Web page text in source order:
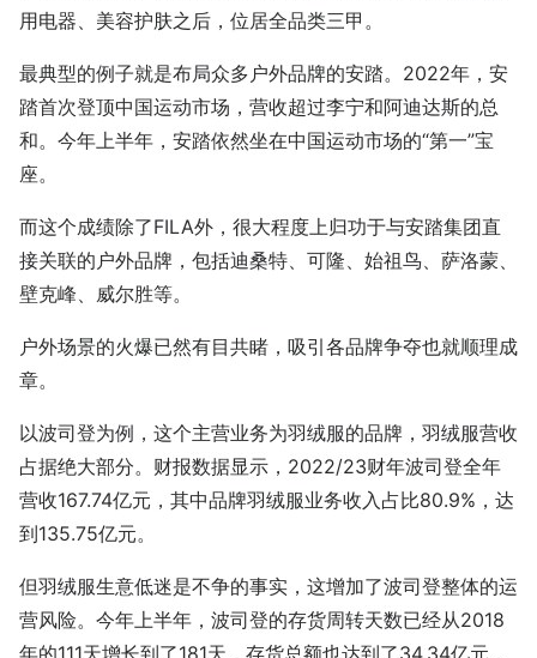
用电器、美容护肤之后，位居全品类三甲。
最典型的例子就是布局众多户外品牌的安踏。2022年，安
踏首次登顶中国运动市场，营收超过李宁和阿迪达斯的总
和。今年上半年，安踏依然坐在中国运动市场的“第一”宝
座。
而这个成绩除了FILA外，很大程度上归功于与安踏集团直
接关联的户外品牌，包括迪桑特、可隆、始祖鸟、萨洛蒙、
壁克峰、威尔胜等。
户外场景的火爆已然有目共睹，吸引各品牌争夺也就顺理成
章。
以波司登为例，这个主营业务为羽绒服的品牌，羽绒服营收
占据绝大部分。财报数据显示，2022/23财年波司登全年
营收167.74亿元，其中品牌羽绒服业务收入占比80.9%，达
到135.75亿元。
但羽绒服生意低迷是不争的事实，这增加了波司登整体的运
营风险。今年上半年，波司登的存货周转天数已经从2018
年的111天增长到了181天，存货总额也达到了34.34亿元，